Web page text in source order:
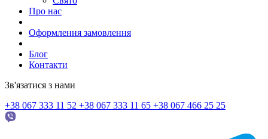
Про нас
Оформлення замовлення
Блог
Контакти
Зв'язатися з нами
+38 067 333 11 52 +38 067 333 11 65 +38 067 466 25 25